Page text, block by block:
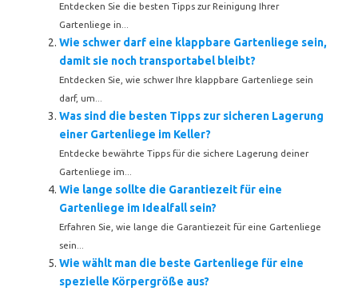
Entdecken Sie die besten Tipps zur Reinigung Ihrer
Gartenliege in...
Wie schwer darf eine klappbare Gartenliege sein,
damit sie noch transportabel bleibt?
Entdecken Sie, wie schwer Ihre klappbare Gartenliege sein
darf, um...
Was sind die besten Tipps zur sicheren Lagerung
einer Gartenliege im Keller?
Entdecke bewährte Tipps für die sichere Lagerung deiner
Gartenliege im...
Wie lange sollte die Garantiezeit für eine
Gartenliege im Idealfall sein?
Erfahren Sie, wie lange die Garantiezeit für eine Gartenliege
sein...
Wie wählt man die beste Gartenliege für eine
spezielle Körpergröße aus?